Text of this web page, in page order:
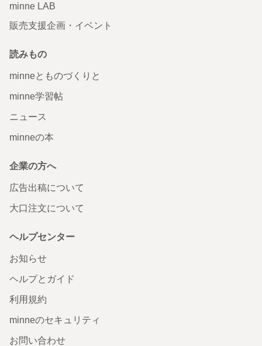
minne LAB
販売支援企画・イベント
読みもの
minneとものづくりと
minne学習帖
ニュース
minneの本
企業の方へ
広告出稿について
大口注文について
ヘルプセンター
お知らせ
ヘルプとガイド
利用規約
minneのセキュリティ
お問い合わせ